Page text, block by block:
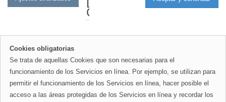
DE
COOKIES
Cookies obligatorias
Se trata de aquellas Cookies que son necesarias para el
funcionamiento de los Servicios en línea. Por ejemplo, se utilizan para
permitir el funcionamiento de los Servicios en línea, hacer posible el
acceso a las áreas protegidas de los Servicios en línea y recordar los